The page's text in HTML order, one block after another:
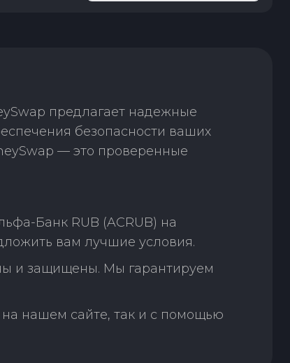
предлагает надежные
безопасности ваших
— это проверенные
Банк RUB (ACRUB) на
вам лучшие условия.
и защищены. Мы гарантируем
нашем сайте, так и с помощью